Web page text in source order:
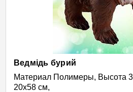
Ведмідь бурий
Материал Полимеры, Высота
20х58 см,